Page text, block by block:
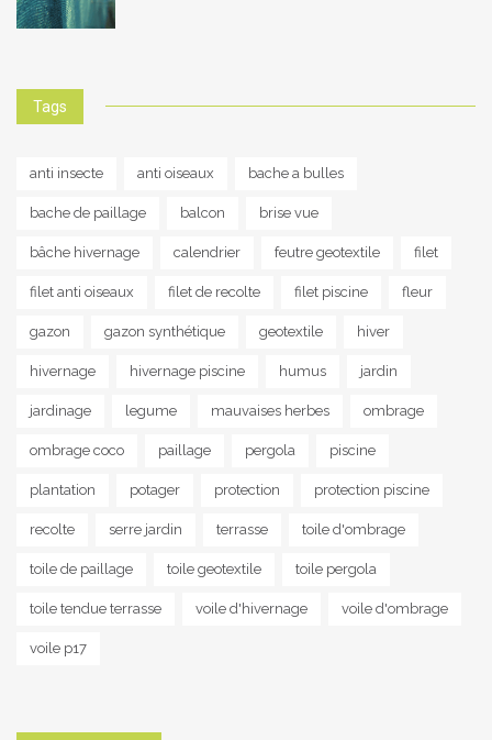
Tags
anti insecte anti oiseaux bache a bulles
bache de paillage balcon brise vue
bâche hivernage calendrier feutre geotextile filet
filet anti oiseaux filet de recolte filet piscine fleur
gazon gazon synthétique geotextile hiver
hivernage hivernage piscine humus jardin
jardinage legume mauvaises herbes ombrage
ombrage coco paillage pergola piscine
plantation potager protection protection piscine
recolte serre jardin terrasse toile d'ombrage
toile de paillage toile geotextile toile pergola
toile tendue terrasse voile d'hivernage voile d'ombrage
voile p17